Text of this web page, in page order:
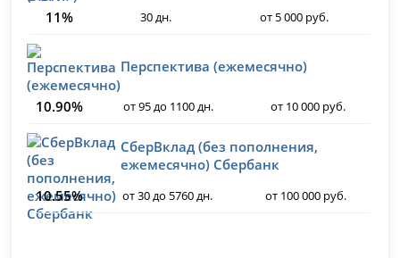
11% 30 дн. от 5 000 руб.
Перспектива (ежемесячно)
10.90% от 95 до 1100 дн. от 10 000 руб.
СберВклад (без пополнения,
ежемесячно) Сбербанк
10.55%
от 30 до 5760 дн. от 100 000 руб.